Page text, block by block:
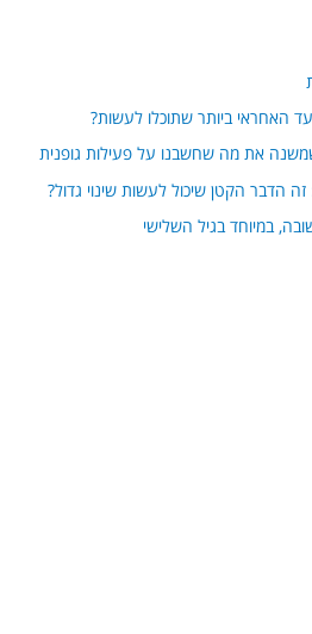
האחראי ביותר שתוכלו לעשות?
הדבר הקטן שיכול לעשות שינוי גדול?
במיוחד בגיל השלישי